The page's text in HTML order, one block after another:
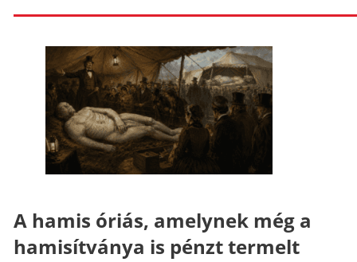
A hamis óriás, amelynek még a
hamisítványa is pénzt termelt